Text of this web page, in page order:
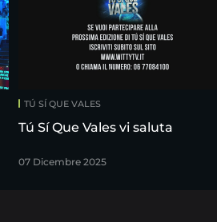
TÚ SÍ QUE VALES
Tú Sí Que Vales vi saluta
07 Dicembre 2025